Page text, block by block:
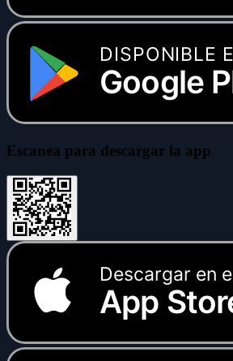
DISPONIBLE
Google
Escanea para descargar la app
Descargar en
App